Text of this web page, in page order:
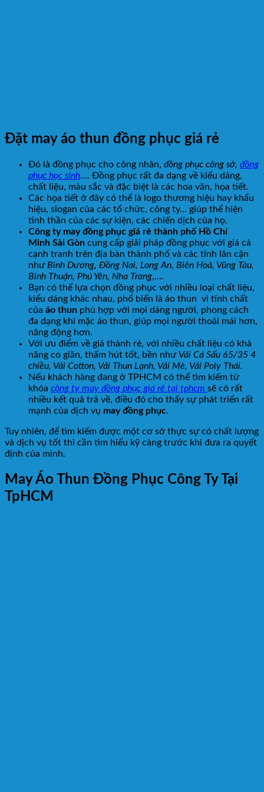
Đặt may áo thun đồng phục giá rẻ
Đó là đồng phục cho công nhân, đồng phục công sở, đồng
phục học sinh…. Đồng phục rất đa dạng về kiểu dáng,
chất liệu, màu sắc và đặc biệt là các hoa văn, họa tiết.
Các họa tiết ở đây có thể là logo thương hiệu hay khẩu
hiệu, slogan của các tổ chức, công ty… giúp thể hiện
tinh thần của các sự kiện, các chiến dịch của họ.
Công ty may đồng phục giá rẻ thành phố Hồ Chí
Minh Sài Gòn cung cấp giải pháp đồng phục với giá cả
cạnh tranh trên địa bàn thành phố và các tỉnh lân cận
nhưBình Dương, Đồng Nai, Long An, Biên Hoà, Vũng Tàu,
Bình Thuận, Phú Yên, Nha Trang,….
Bạn có thể lựa chọn đồng phục với nhiều loại chất liệu,
kiểu dáng khác nhau, phổ biến là áo thun vì tính chất
của áo thun phù hợp với mọi dáng người, phong cách
đa dạng khi mặc áo thun, giúp mọi người thoải mái hơn,
năng động hơn.
Với ưu điểm về giá thành rẻ, với nhiều chất liệu có khả
năng co giãn, thấm hút tốt, bền như Vải Cá Sấu 65/35 4
chiều, Vải Cotton, Vải Thun Lạnh, Vải Mè, Vải Poly Thái.
Nếu khách hàng đang ở TPHCM có thể tìm kiếm từ
khóa công ty may đồng phục giá rẻ tại tphcm sẽ có rất
nhiều kết quả trả về, điều đó cho thấy sự phát triển rất
mạnh của dịch vụ may đồng phục.
Tuy nhiên, để tìm kiếm được một cơ sở thực sự có chất lượng
và dịch vụ tốt thì cần tìm hiểu kỹ càng trước khi đưa ra quyết
định của mình.
May Áo Thun Đồng Phục Công Ty Tại
TpHCM